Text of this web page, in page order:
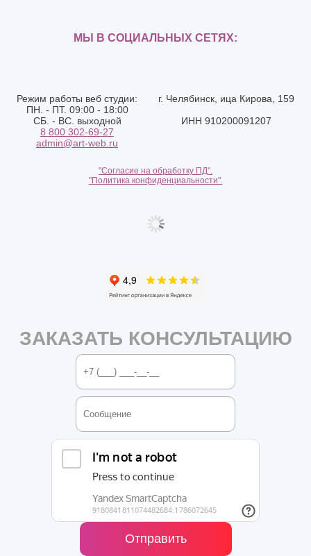
Режим работы веб студии:
ПН. - ПТ. 09:00 - 18:00
СБ. - ВС. выходной
8 800 302-69-27
admin@art-web.ru
г. Челябинск, ица Кирова, 159
ИНН 910200091207
"Согласие на обработку ПД".
"Политика конфиденциальности".
МЫ В СОЦИАЛЬНЫХ СЕТЯХ:
ЗАКАЗАТЬ КОНСУЛЬТАЦИЮ
Отправить